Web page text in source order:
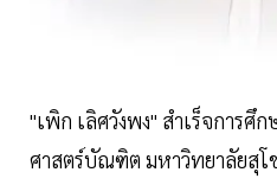
"เพิก เลิศวังพง" สำเร็จการ
ศาสตร์บัณฑิต มหาวิทยาลัยสุ